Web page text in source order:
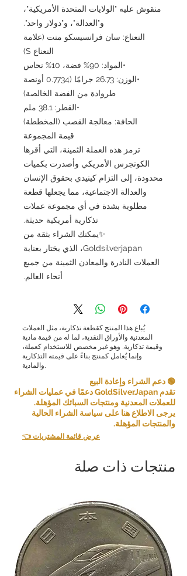
منقوش عليه "الولايات المتحدة الأمريكية"،
و"العدالة"، و"دولار واحد".
النعناع: سان فرانسيسكو منت (علامة
النعناع S)
•المواد: 90% فضة، 10% نحاس
•الوزن: 26.73 جرامًا (0.7734 أونصة
طروادة من الفضة الخالصة)
•القطر: 38.1 ملم
الحافة: معالجة القصب (المخططة)
قيمة المجموعة
ترمز هذه العملة الثمينة، التي أقرها
الكونجرس الأمريكي وأصدرت بكميات
محدودة، إلى التزام كينيدي بحقوق الإنسان
والعدالة الاجتماعية، مما يجعلها قطعة
مطلوبة بشدة في أي مجموعة عملات
تذكارية أمريكية حديثة.
✨يمكنك الشراء بثقة من
Goldsilverjapan، الذي يختار بعناية
العملات النادرة والمعادن الثمينة من جميع
أنحاء العالم.
يُباع هذا المنتج كقطعة تذكارية، مثل العملات
المعدنية والأوراق النقدية، لما له من قيمة مادية
وقيمة تذكارية. وهو غير مخصص للاستخدام كعملة،
وإنما يُعامل كمنتج بناءً على قيمته التذكارية
🟢 دعم الشراء وإعادة البيع
تقدم GoldSilverJapan دعمًا في عمليات الشراء
للعملات المعدنية ومنتجات السبائك المؤهلة.
يرجى الاطلاع هنا على سياسة الشراء الحالية
والمنتجات المؤهلة.
👈 عرض قائمة المشتريات
منتجات ذات صلة